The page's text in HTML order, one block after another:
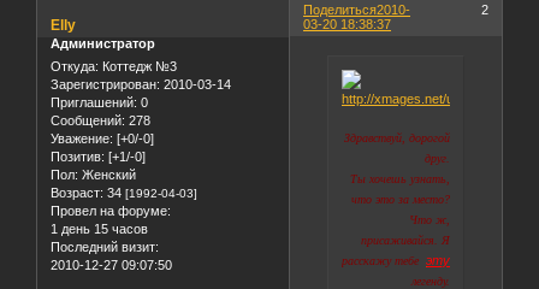
Поделиться 2
2010-
03-20 18:38:37
Elly
Администратор
Откуда: Коттедж №3
Зарегистрирован: 2010-03-14
Приглашений: 0
Сообщений: 278
Уважение: [+0/-0]
Позитив: [+1/-0]
Пол: Женский
Возраст: 34 [1992-04-03]
Провел на форуме:
1 день 15 часов
Последний визит:
2010-12-27 09:07:50
Здравствуй, дорогой
друг.
Ты хочешь узнать,
что это за место?
Что ж,
присаживайся. Я
расскажу тебеэту
легенду.